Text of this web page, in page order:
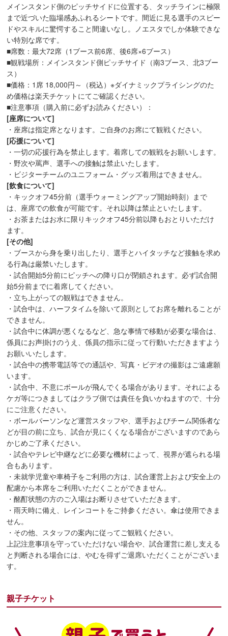
メインスタンド側のピッチサイドに位置する、タッチラインに極限
まで近づいた臨場感あふれるシートです。間近に見る選手のスピー
ドやスキルに驚愕すること間違いなし。ノエスタでしか体験できな
い特別な席です。
■席数：最大72席（1ブース前6席、後6席×6ブース）
■観戦場所：メインスタンド側ピッチサイド（南3ブース、北3ブー
ス）
■価格：1席 18,000円～（税込）※ダイナミックプライシングのた
め価格は楽天チケットにてご確認ください。
■注意事項（購入前に必ずお読みください）：
[座席について]
・座席は指定席となります。ご自身のお席にて観戦ください。
[応援について]
・一切の応援行為を禁止します。着席しての観戦をお願いします。
・野次や罵声、選手への接触は禁止いたします。
・ビジターチームのユニフォーム・グッズ着用はできません。
[飲食について]
・キックオフ45分前（選手ウォーミングアップ開始時刻）まで
は、座席での飲食が可能です。それ以降は禁止といたします。
・お茶またはお水に限りキックオフ45分前以降もおとりいただけ
ます。
[その他]
・ブースから身を乗り出したり、選手とハイタッチなど接触を求め
る行為は厳禁いたします。
・試合開始5分前にピッチへの降り口が閉鎖されます。必ず試合開
始5分前までに着席してください。
・立ち上がっての観戦はできません。
・試合中は、ハーフタイムを除いて原則としてお席を離れることが
できません。
・試合中に体調が悪くなるなど、急な事情で移動が必要な場合は、
係員にお声掛けのうえ、係員の指示に従って行動いただきますよう
お願いいたします。
・試合中の携帯電話等での通話や、写真・ビデオの撮影はご遠慮願
います。
・試合中、不意にボールが飛んでくる場合があります。それによる
ケガ等につきましてはクラブ側では責任を負いかねますので、十分
にご注意ください。
・ボールパーソンなど運営スタッフや、選手およびチーム関係者な
どが目の前に立ち、試合が見にくくなる場合がございますのであら
かじめご了承ください。
・試合やテレビ中継などに必要な機材によって、視界が遮られる場
合もあります。
・未就学児童や車椅子をご利用の方は、試合運営上および安全上の
配慮から本席をご利用いただくことができません。
・酩酊状態の方のご入場はお断りさせていただきます。
・雨天時に備え、レインコートをご持参ください。傘は使用できま
せん。
・その他、スタッフの案内に従ってご観戦ください。
上記注意事項を守っていただけない場合や、試合運営に差し支える
と判断される場合には、やむを得ずご退席いただくことがございま
す。
親子チケット